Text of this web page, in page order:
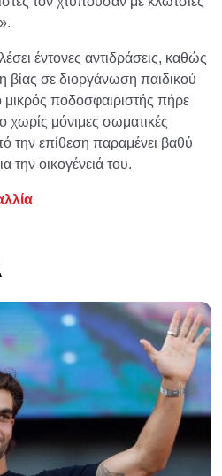
έντονες αντιδράσεις, καθώς
βίας σε διοργάνωση παιδικού
ποδοσφαιριστής πήρε
χωρίς μόνιμες σωματικές
την επίθεση παραμένει βαθύ
την οικογένειά του.